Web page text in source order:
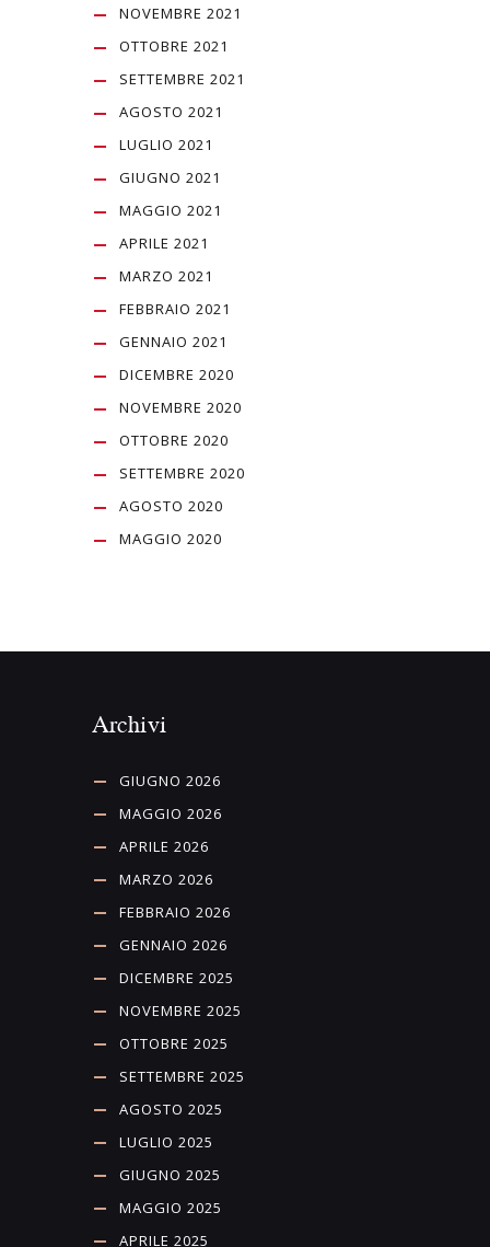
NOVEMBRE 2021
OTTOBRE 2021
SETTEMBRE 2021
AGOSTO 2021
LUGLIO 2021
GIUGNO 2021
MAGGIO 2021
APRILE 2021
MARZO 2021
FEBBRAIO 2021
GENNAIO 2021
DICEMBRE 2020
NOVEMBRE 2020
OTTOBRE 2020
SETTEMBRE 2020
AGOSTO 2020
MAGGIO 2020
Archivi
GIUGNO 2026
MAGGIO 2026
APRILE 2026
MARZO 2026
FEBBRAIO 2026
GENNAIO 2026
DICEMBRE 2025
NOVEMBRE 2025
OTTOBRE 2025
SETTEMBRE 2025
AGOSTO 2025
LUGLIO 2025
GIUGNO 2025
MAGGIO 2025
APRILE 2025